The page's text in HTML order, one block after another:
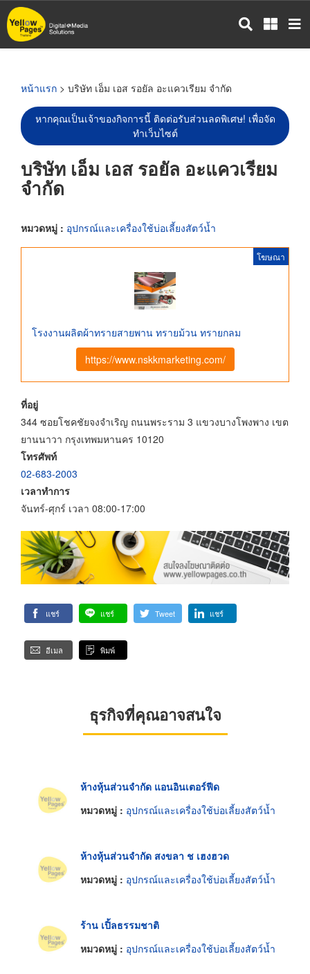
ข้าม
ไป
หน้าแรก > บริษัท เอ็ม เอส รอยัล อะแควเรียม จำกัด
หากคุณเป็นเจ้าของกิจการนี้ ติดต่อรับส่วนลดพิเศษ! เพื่อจัด
ทำเว็บไซต์
บริษัท เอ็ม เอส รอยัล อะแควเรียม
จำกัด
หมวดหมู่ : อุปกรณ์และเครื่องใช้บ่อเลี้ยงสัตว์น้ำ
โฆษณา
โรงงานผลิตผ้าทรายสายพาน ทรายม้วน ทรายกลม
https://www.nskkmarketing.com/
ที่อยู่
344 ซอยโชคชัยจงจำเริญ ถนนพระราม 3 แขวงบางโพงพาง เขต
ยานนาวา กรุงเทพมหานคร 10120
โทรศัพท์
02-683-2003
เวลาทำการ
จันทร์-ศุกร์ เวลา 08:00-17:00
แชร์ แชร์ Tweet แชร์
อีเมล พิมพ์
ธุรกิจที่คุณอาจสนใจ
ห้างหุ้นส่วนจำกัด แอนอินเตอร์ฟีด
หมวดหมู่ : อุปกรณ์และเครื่องใช้บ่อเลี้ยงสัตว์น้ำ
ห้างหุ้นส่วนจำกัด สงขลา ช เฮงฮวด
หมวดหมู่ : อุปกรณ์และเครื่องใช้บ่อเลี้ยงสัตว์น้ำ
ร้าน เปิ้ลธรรมชาติ
หมวดหมู่ : อุปกรณ์และเครื่องใช้บ่อเลี้ยงสัตว์น้ำ